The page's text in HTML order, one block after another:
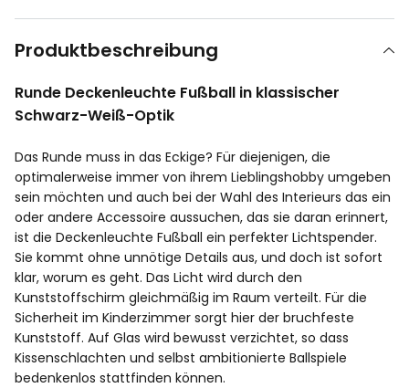
Produktbeschreibung
Runde Deckenleuchte Fußball in klassischer
Schwarz-Weiß-Optik
Das Runde muss in das Eckige? Für diejenigen, die
optimalerweise immer von ihrem Lieblingshobby umgeben
sein möchten und auch bei der Wahl des Interieurs das ein
oder andere Accessoire aussuchen, das sie daran erinnert,
ist die Deckenleuchte Fußball ein perfekter Lichtspender.
Sie kommt ohne unnötige Details aus, und doch ist sofort
klar, worum es geht. Das Licht wird durch den
Kunststoffschirm gleichmäßig im Raum verteilt. Für die
Sicherheit im Kinderzimmer sorgt hier der bruchfeste
Kunststoff. Auf Glas wird bewusst verzichtet, so dass
Kissenschlachten und selbst ambitionierte Ballspiele
bedenkenlos stattfinden können.